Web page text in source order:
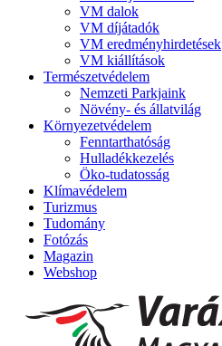
VM dalok
VM díjátadók
VM eredményhirdetések
VM kiállítások
Természetvédelem
Nemzeti Parkjaink
Növény- és állatvilág
Környezetvédelem
Fenntarthatóság
Hulladékkezelés
Öko-tudatosság
Klímavédelem
Turizmus
Tudomány
Fotózás
Magazin
Webshop